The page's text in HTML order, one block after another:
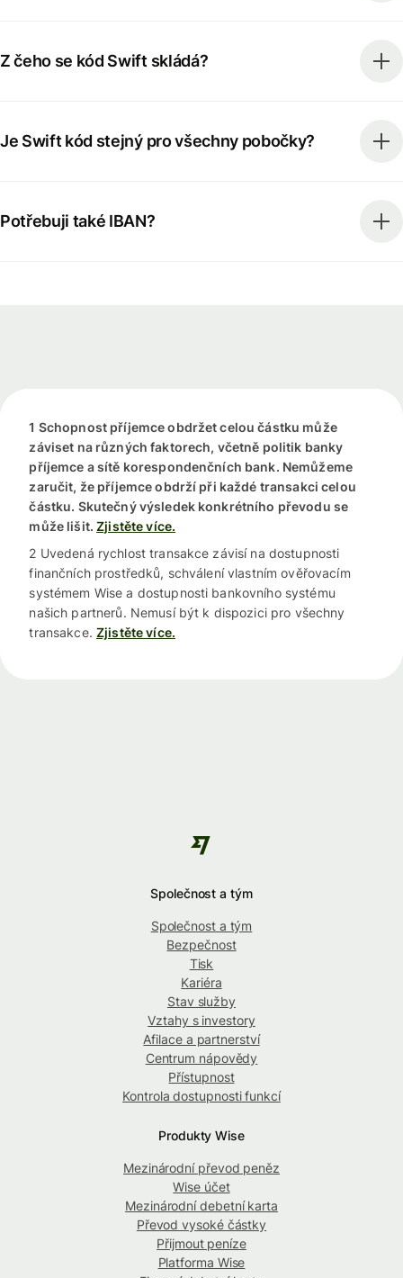
Z čeho se kód Swift skládá?
Je Swift kód stejný pro všechny pobočky?
Potřebuji také IBAN?
1 Schopnost příjemce obdržet celou částku může
záviset na různých faktorech, včetně politik banky
příjemce a sítě korespondenčních bank. Nemůžeme
zaručit, že příjemce obdrží při každé transakci celou
částku. Skutečný výsledek konkrétního převodu se
může lišit. Zjistěte více.
2 Uvedená rychlost transakce závisí na dostupnosti
finančních prostředků, schválení vlastním ověřovacím
systémem Wise a dostupnosti bankovního systému
našich partnerů. Nemusí být k dispozici pro všechny
transakce. Zjistěte více.
Společnost a tým
Společnost a tým
Bezpečnost
Tisk
Kariéra
Stav služby
Vztahy s investory
Afilace a partnerství
Centrum nápovědy
Přístupnost
Kontrola dostupnosti funkcí
Produkty Wise
Mezinárodní převod peněz
Wise účet
Mezinárodní debetní karta
Převod vysoké částky
Přijmout peníze
Platforma Wise